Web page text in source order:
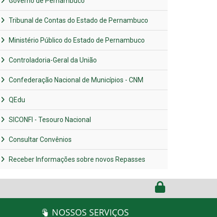
Tribunal de Contas do Estado de Pernambuco
Ministério Público do Estado de Pernambuco
Controladoria-Geral da União
Confederação Nacional de Municípios - CNM
QEdu
SICONFI - Tesouro Nacional
Consultar Convênios
Receber Informações sobre novos Repasses
NOSSOS SERVIÇOS